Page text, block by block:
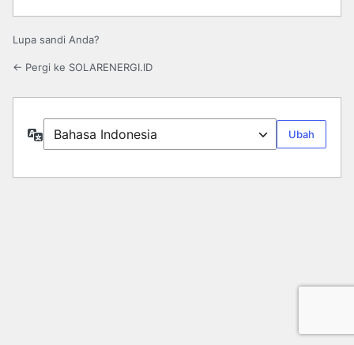
Lupa sandi Anda?
← Pergi ke SOLARENERGI.ID
Bahasa